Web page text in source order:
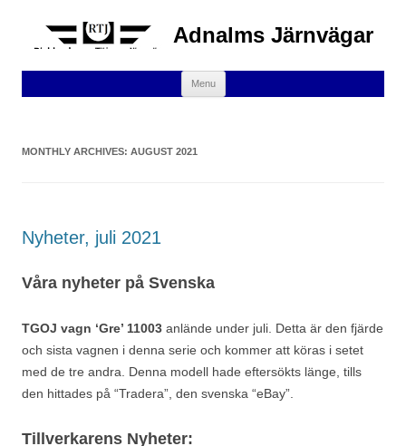
Adnalms Järnvägar
Menu
Skip
MONTHLY ARCHIVES: AUGUST 2021
Nyheter, juli 2021
Våra nyheter på Svenska
TGOJ vagn ‘Gre’ 11003 anlände under juli. Detta är den fjärde
och sista vagnen i denna serie och kommer att köras i setet
med de tre andra. Denna modell hade eftersökts länge, tills
den hittades på “Tradera”, den svenska “eBay”.
Tillverkarens Nyheter: